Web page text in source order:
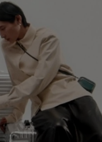
COLECCIÓN
RIMOWA